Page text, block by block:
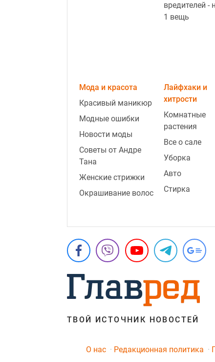
вредителей -
1 вещь
Мода и красота
Красивый маникюр
Модные ошибки
Новости моды
Советы от Андре
Тана
Женские стрижки
Окрашивание волос
Лайфхаки и
хитрости
Комнатные
растения
Все о сале
Уборка
Авто
Стирка
ТВОЙ ИСТОЧНИК НОВОСТЕЙ
O нас Редакционная политика